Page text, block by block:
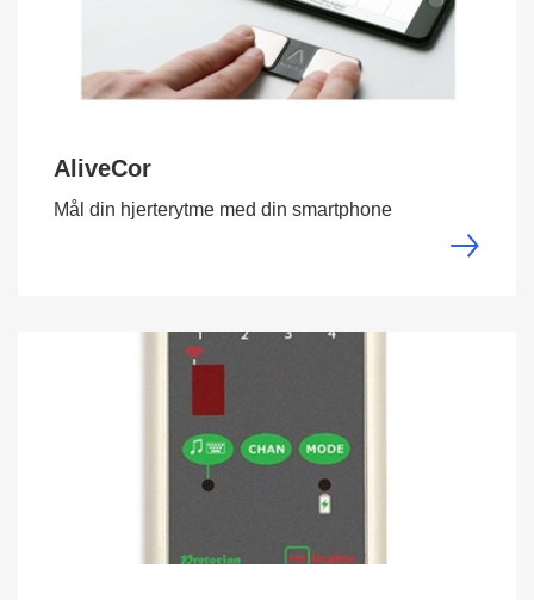
AliveCor
Mål din hjerterytme med din smartphone